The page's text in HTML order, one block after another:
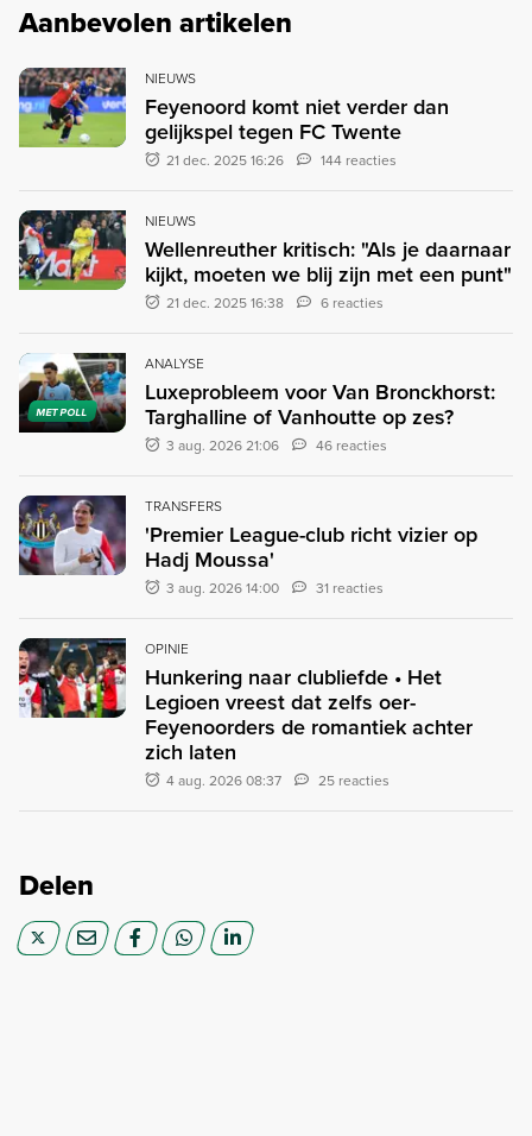
Aanbevolen artikelen
NIEUWS
Feyenoord komt niet verder dan
gelijkspel tegen FC Twente
21 dec. 2025 16:26 144 reacties
NIEUWS
Wellenreuther kritisch: "Als je daarnaar
kijkt, moeten we blij zijn met een punt"
21 dec. 2025 16:38 6 reacties
MET POLL
ANALYSE
Luxeprobleem voor Van Bronckhorst:
Targhalline of Vanhoutte op zes?
3 aug. 2026 21:06 46 reacties
TRANSFERS
'Premier League-club richt vizier op
Hadj Moussa'
3 aug. 2026 14:00 31 reacties
OPINIE
Hunkering naar clubliefde • Het
Legioen vreest dat zelfs oer-
Feyenoorders de romantiek achter
zich laten
4 aug. 2026 08:37 25 reacties
Delen